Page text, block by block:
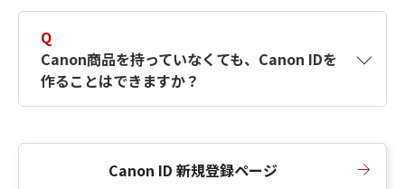
Q
Canon商品を持っていなくても、Canon IDを
作ることはできますか？
Canon ID 新規登録ページ